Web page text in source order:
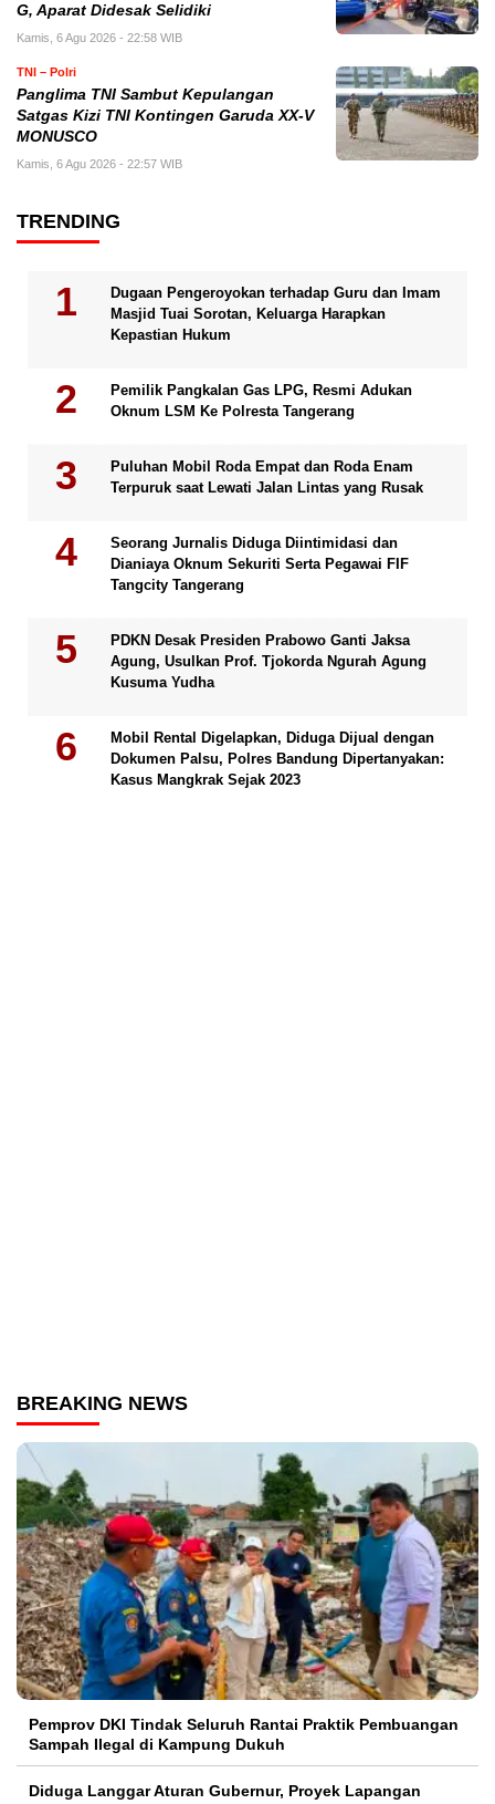
G, Aparat Didesak Selidiki
Kamis, 6 Agu 2026 - 22:58 WIB
TNI – Polri
Panglima TNI Sambut Kepulangan
Satgas Kizi TNI Kontingen Garuda XX-V
MONUSCO
Kamis, 6 Agu 2026 - 22:57 WIB
TRENDING
Dugaan Pengeroyokan terhadap Guru dan Imam
Masjid Tuai Sorotan, Keluarga Harapkan
Kepastian Hukum
Pemilik Pangkalan Gas LPG, Resmi Adukan
Oknum LSM Ke Polresta Tangerang
Puluhan Mobil Roda Empat dan Roda Enam
Terpuruk saat Lewati Jalan Lintas yang Rusak
Seorang Jurnalis Diduga Diintimidasi dan
Dianiaya Oknum Sekuriti Serta Pegawai FIF
Tangcity Tangerang
PDKN Desak Presiden Prabowo Ganti Jaksa
Agung, Usulkan Prof. Tjokorda Ngurah Agung
Kusuma Yudha
Mobil Rental Digelapkan, Diduga Dijual dengan
Dokumen Palsu, Polres Bandung Dipertanyakan:
Kasus Mangkrak Sejak 2023
BREAKING NEWS
Pemprov DKI Tindak Seluruh Rantai Praktik Pembuangan
Sampah Ilegal di Kampung Dukuh
Diduga Langgar Aturan Gubernur, Proyek Lapangan